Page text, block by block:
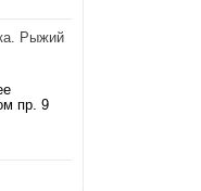
Рыжий
пр. 9